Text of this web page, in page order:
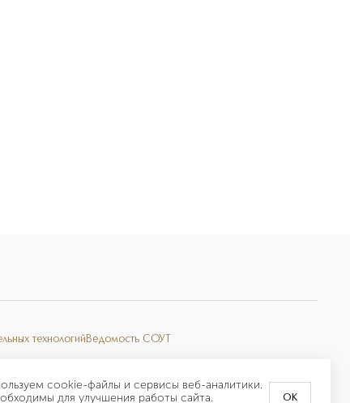
cookie-файлы и сервисы веб-аналитики.
для улучшения работы сайта.
OK
технологий Ведомость СОУТ